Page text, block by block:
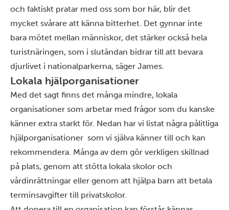
och faktiskt pratar med oss som bor här, blir det
mycket svårare att känna bitterhet. Det gynnar inte
bara mötet mellan människor, det stärker också hela
turistnäringen, som i slutändan bidrar till att bevara
djurlivet i nationalparkerna, säger James.
Lokala hjälporganisationer
Med det sagt finns det många mindre, lokala
organisationer som arbetar med frågor som du kanske
känner extra starkt för. Nedan har vi listat några pålitliga
hjälporganisationer som vi själva känner till och kan
rekommendera. Många av dem gör verkligen skillnad
på plats, genom att stötta lokala skolor och
vårdinrättningar eller genom att hjälpa barn att betala
terminsavgifter till privatskolor.